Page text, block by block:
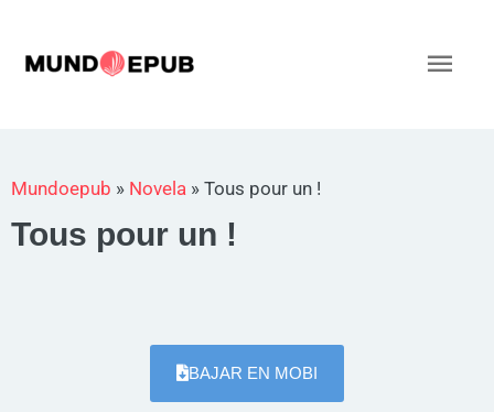
contenido
Mundoepub » Novela » Tous pour un !
Tous pour un !
BAJAR EN MOBI